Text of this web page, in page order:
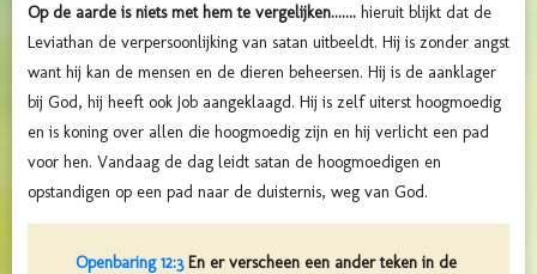
Op de aarde is niets met hem te vergelijken....... hieruit blijkt dat de
Leviathan de verpersoonlijking van satan uitbeeldt. Hij is zonder angst
want hij kan de mensen en de dieren beheersen. Hij is de aanklager
bij God, hij heeft ook Job aangeklaagd. Hij is zelf uiterst hoogmoedig
en is koning over allen die hoogmoedig zijn en hij verlicht een pad
voor hen. Vandaag de dag leidt satan de hoogmoedigen en
opstandigen op een pad naar de duisternis, weg van God.
Openbaring 12:3En er verscheen een ander teken in de